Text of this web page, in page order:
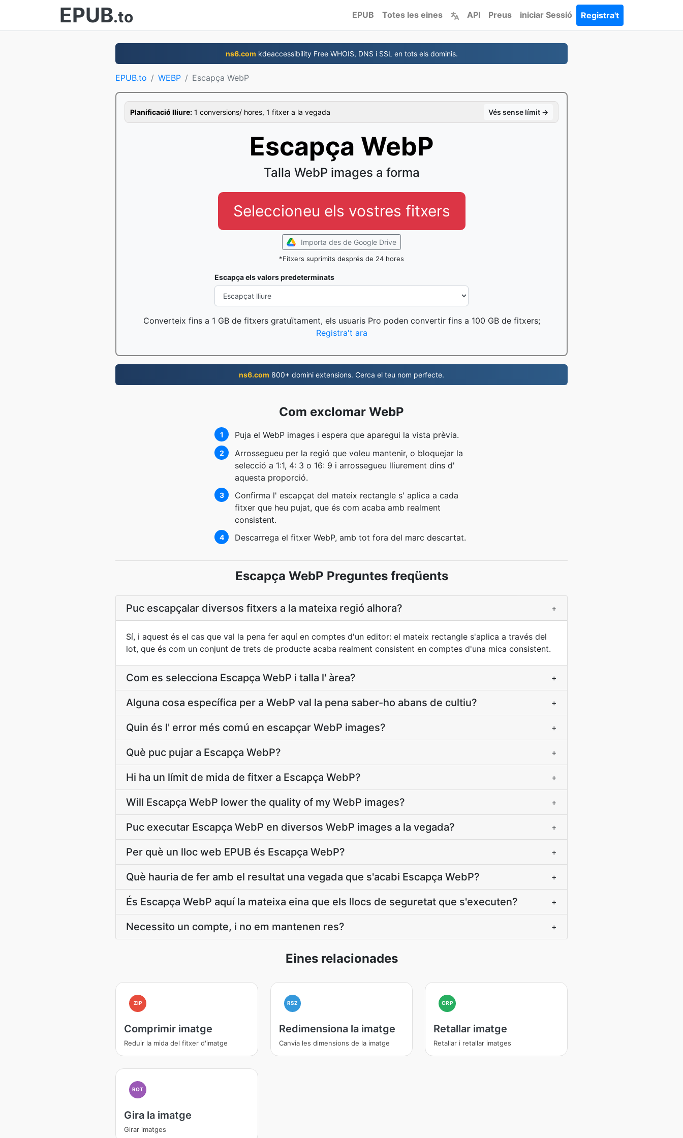
EPUB.to EPUB Totes les eines API Preus iniciar Sessió Registra't
ns6.com kdeaccessibility Free WHOIS, DNS i SSL en tots els dominis.
EPUB.to WEBP Escapça WebP
Planificació lliure: 1 conversions/ hores, 1 fitxer a la vegada Vés sense límit →
Escapça WebP
Talla WebP images a forma
Seleccioneu els vostres fitxers
Importa des de Google Drive
*Fitxers suprimits després de 24 hores
Escapça els valors predeterminats
Converteix fins a 1 GB de fitxers gratuïtament, els usuaris Pro poden convertir fins a 100 GB de fitxers;
Registra't ara
ns6.com 800+ domini extensions. Cerca el teu nom perfecte.
Com exclomar WebP
1 Puja el WebP images i espera que aparegui la vista prèvia.
2
Arrossegueu per la regió que voleu mantenir, o bloquejar la
selecció a 1:1, 4: 3 o 16: 9 i arrossegueu lliurement dins d'
aquesta proporció.
3
Confirma l' escapçat del mateix rectangle s' aplica a cada
fitxer que heu pujat, que és com acaba amb realment
consistent.
4 Descarrega el fitxer WebP, amb tot fora del marc descartat.
Escapça WebP Preguntes freqüents
Puc escapçalar diversos fitxers a la mateixa regió alhora? +
Sí, i aquest és el cas que val la pena fer aquí en comptes d'un editor: el mateix rectangle s'aplica a través del
lot, que és com un conjunt de trets de producte acaba realment consistent en comptes d'una mica consistent.
Com es selecciona Escapça WebP i talla l' àrea? +
Alguna cosa específica per a WebP val la pena saber-ho abans de cultiu? +
Quin és l' error més comú en escapçar WebP images? +
Què puc pujar a Escapça WebP? +
Hi ha un límit de mida de fitxer a Escapça WebP? +
Will Escapça WebP lower the quality of my WebP images? +
Puc executar Escapça WebP en diversos WebP images a la vegada? +
Per què un lloc web EPUB és Escapça WebP? +
Què hauria de fer amb el resultat una vegada que s'acabi Escapça WebP? +
És Escapça WebP aquí la mateixa eina que els llocs de seguretat que s'executen? +
Necessito un compte, i no em mantenen res? +
Eines relacionades
ZIP
Comprimir imatge
Reduir la mida del fitxer d'imatge
RSZ
Redimensiona la imatge
Canvia les dimensions de la imatge
CRP
Retallar imatge
Retallar i retallar imatges
ROT
Gira la imatge
Girar imatges